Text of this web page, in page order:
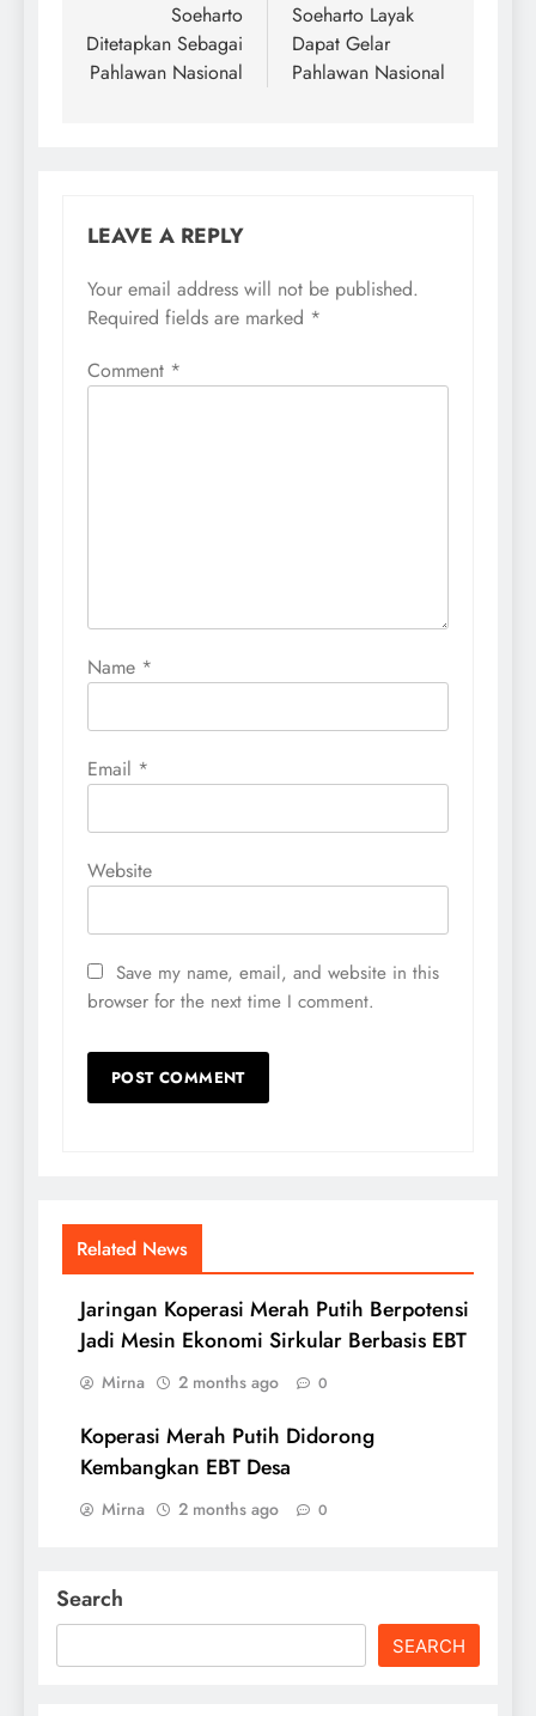
Soeharto
Ditetapkan Sebagai
Pahlawan Nasional
Soeharto Layak
Dapat Gelar
Pahlawan Nasional
LEAVE A REPLY
Your email address will not be published.
Required fields are marked *
Comment *
Name *
Email *
Website
Save my name, email, and website in this
browser for the next time I comment.
Related News
Jaringan Koperasi Merah Putih Berpotensi
Jadi Mesin Ekonomi Sirkular Berbasis EBT
Mirna 2 months ago 0
Koperasi Merah Putih Didorong
Kembangkan EBT Desa
Mirna 2 months ago 0
Search
SEARCH